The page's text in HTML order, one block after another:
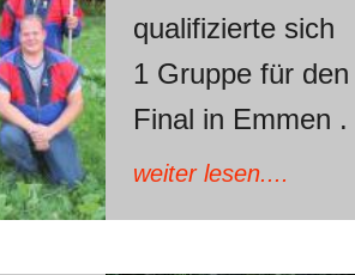
qualifizierte sich
1 Gruppe für den
Final in Emmen .
weiter lesen....